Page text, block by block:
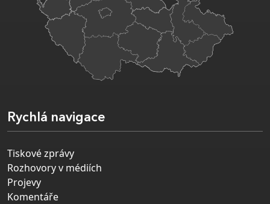
Rychlá navigace
Tiskové zprávy
Rozhovory v médiích
Projevy
Komentáře